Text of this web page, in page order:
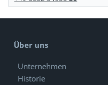
Über uns
Unternehmen
Historie